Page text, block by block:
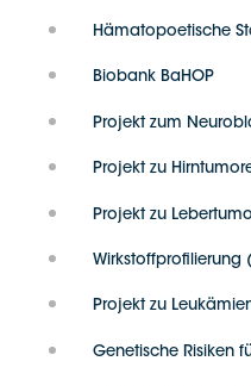
Hämatopoetische
Biobank BaHOP
Projekt zum
Projekt zu
Projekt zu
Wirkstoffprofilierung
Projekt zu
Genetische Risiken